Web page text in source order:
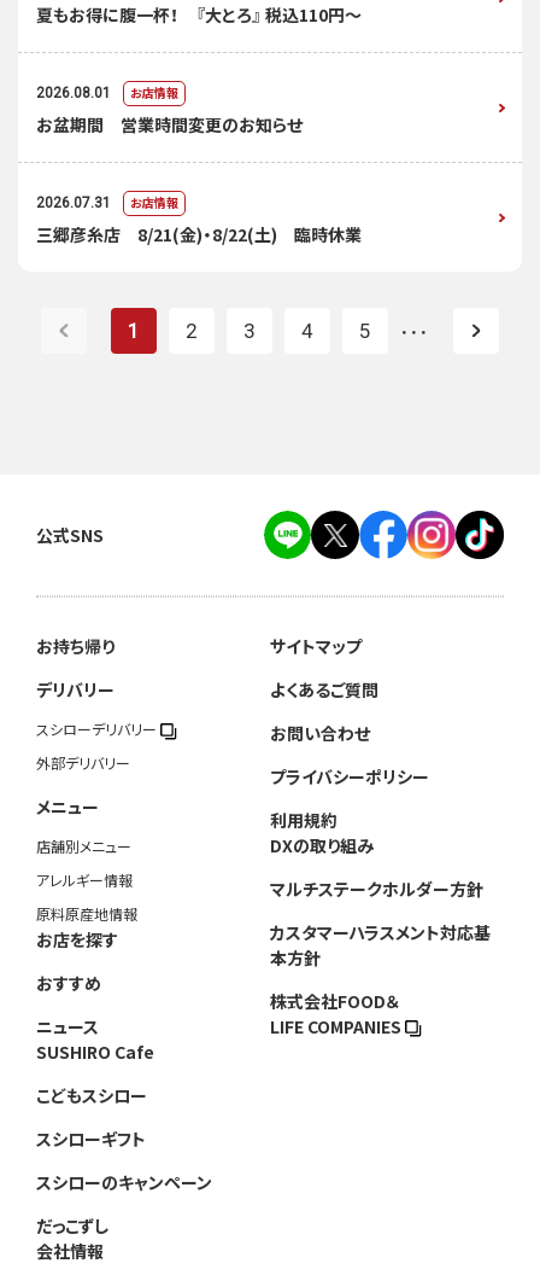
夏もお得に腹一杯！ 『大とろ』 税込110円～
2026.08.01 お店情報
お盆期間 営業時間変更のお知らせ
2026.07.31 お店情報
三郷彦糸店 8/21(金)・8/22(土) 臨時休業
1 2 3 4 5 ・・・
公式SNS
お持ち帰り
デリバリー
スシローデリバリー
外部デリバリー
メニュー
店舗別メニュー
アレルギー情報
原料原産地情報
お店を探す
おすすめ
ニュース
SUSHIRO Cafe
こどもスシロー
スシローギフト
スシローのキャンペーン
だっこずし
会社情報
サイトマップ
よくあるご質問
お問い合わせ
プライバシーポリシー
利用規約
DXの取り組み
マルチステークホルダー方針
カスタマーハラスメント対応基
本方針
株式会社FOOD＆
LIFE COMPANIES